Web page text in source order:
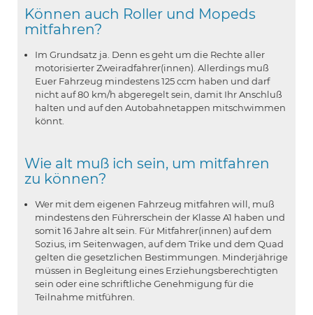
Können auch Roller und Mopeds
mitfahren?
Im Grundsatz ja. Denn es geht um die Rechte aller
motorisierter Zweiradfahrer(innen). Allerdings muß
Euer Fahrzeug mindestens 125 ccm haben und darf
nicht auf 80 km/h abgeregelt sein, damit Ihr Anschluß
halten und auf den Autobahnetappen mitschwimmen
könnt.
Wie alt muß ich sein, um mitfahren
zu können?
Wer mit dem eigenen Fahrzeug mitfahren will, muß
mindestens den Führerschein der Klasse A1 haben und
somit 16 Jahre alt sein. Für Mitfahrer(innen) auf dem
Sozius, im Seitenwagen, auf dem Trike und dem Quad
gelten die gesetzlichen Bestimmungen. Minderjährige
müssen in Begleitung eines Erziehungsberechtigten
sein oder eine schriftliche Genehmigung für die
Teilnahme mitführen.